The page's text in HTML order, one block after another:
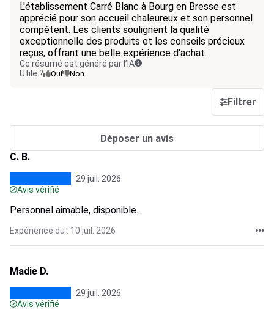
L'établissement Carré Blanc à Bourg en Bresse est
apprécié pour son accueil chaleureux et son personnel
compétent. Les clients soulignent la qualité
exceptionnelle des produits et les conseils précieux
reçus, offrant une belle expérience d'achat.
Ce résumé est généré par l’IA
Utile ?
Oui Non
Filtrer
Déposer un avis
C. B.
29 juil. 2026
Avis vérifié
Personnel aimable, disponible.
Expérience du : 10 juil. 2026
Madie D.
29 juil. 2026
Avis vérifié